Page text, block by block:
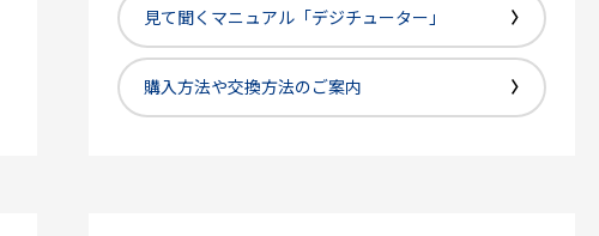
見て聞くマニュアル「デジチューター」
購入方法や交換方法のご案内